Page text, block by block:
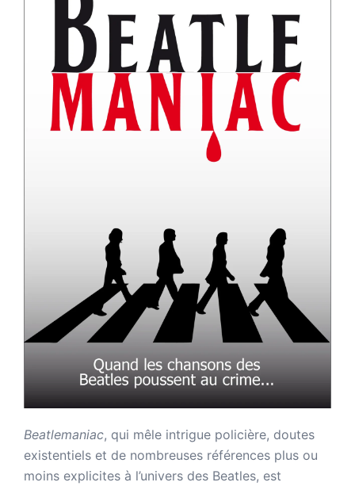
Beatlemaniac, qui mêle intrigue policière, doutes
existentiels et de nombreuses références plus ou
moins explicites à l’univers des Beatles, est